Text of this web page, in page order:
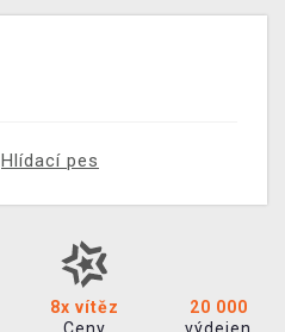
Hlídací pes
8x vítěz
20 000